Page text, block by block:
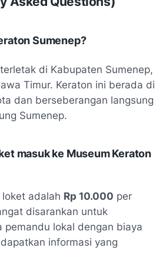
Sumenep?
di Kabupaten Sumenep,
Timur. Keraton ini berada di
dan berseberangan langsung
Sumenep.
masuk ke Museum Keraton
adalah Rp 10.000 per
disarankan untuk
pemandu lokal dengan biaya
informasi yang